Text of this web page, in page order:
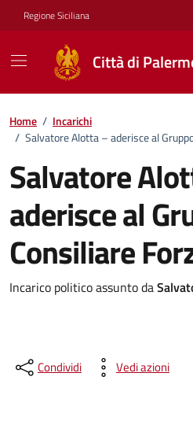
Vai ai contenuti
Vai al footer
Regione Siciliana
Città di
Home / Incarichi
/ Salvatore Alotta – aderisce al
Salvatore
aderisce al
Consiliare
Incarico politico assunto da
Condividi Vedi azioni